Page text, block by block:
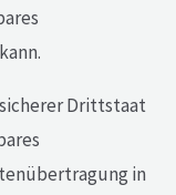
sicherer Drittstaat
in